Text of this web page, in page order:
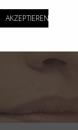
AKZEPTIEREN